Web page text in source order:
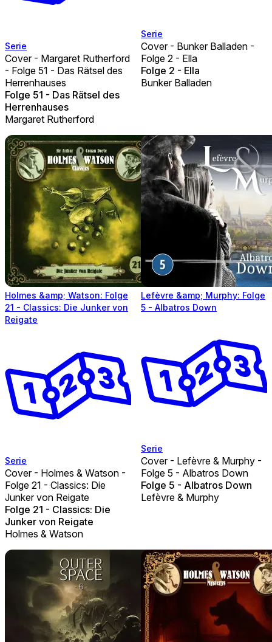
Serie
Cover - Margaret Rutherford
- Folge 51 - Das Rätsel des
Herrenhauses
Folge 51 - Das Rätsel des
Herrenhauses
Margaret Rutherford
Serie
Cover - Bunker Balladen -
Folge 2 - Ella
Folge 2 - Ella
Bunker Balladen
Holmes &amp; Watson: Folge
21 - Classics: Die Junker von
Reigate
Serie
Cover - Holmes & Watson -
Folge 21 - Classics: Die
Junker von Reigate
Folge 21 - Classics: Die
Junker von Reigate
Holmes & Watson
Lefèvre &amp; Murphy: Folge
5 - Albatros Down
Serie
Cover - Lefèvre & Murphy -
Folge 5 - Albatros Down
Folge 5 - Albatros Down
Lefèvre & Murphy